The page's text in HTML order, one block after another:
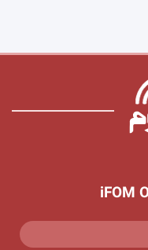
iFOM